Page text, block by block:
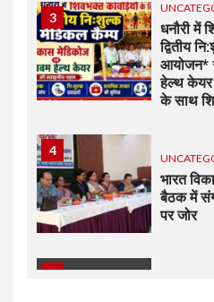
3
धनौरी में
द्वितीय
आयोजन*
हेल्थ केयर
के साथ
4
भारत
बैठक में
पर जोर
5